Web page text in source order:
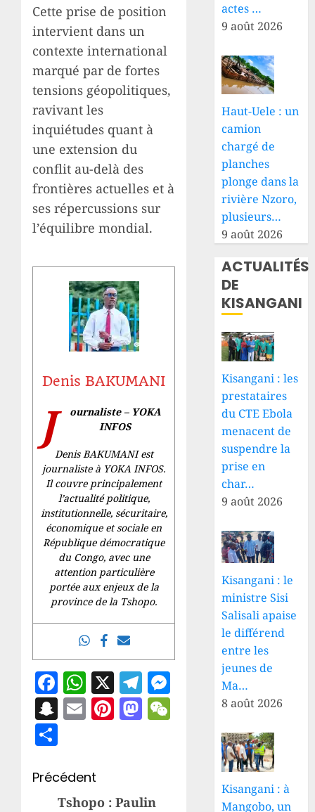
Cette prise de position
intervient dans un
contexte international
marqué par de fortes
tensions géopolitiques,
ravivant les
inquiétudes quant à
une extension du
conflit au-delà des
frontières actuelles et à
ses répercussions sur
l’équilibre mondial.
Denis BAKUMANI
J
ournaliste – YOKA
INFOS
Denis BAKUMANI est
journaliste à YOKA INFOS.
Il couvre principalement
l’actualité politique,
institutionnelle, sécuritaire,
économique et sociale en
République démocratique
du Congo, avec une
attention particulière
portée aux enjeux de la
province de la Tshopo.
Facebook
WhatsApp
X Telegram
Messenger
Snapchat
EmailPinterest
Mastodon
WeChat
Navigation
d’article
Précédent
ArticleTshopo : Paulin
actes …
9 août 2026
Haut-Uele : un
camion
chargé de
planches
plonge dans la
rivière Nzoro,
plusieurs…
9 août 2026
ACTUALITÉS
DE
KISANGANI
Kisangani : les
prestataires
du CTE Ebola
menacent de
suspendre la
prise en
char…
9 août 2026
Kisangani : le
ministre Sisi
Salisali apaise
le différend
entre les
jeunes de
Ma…
8 août 2026
Kisangani : à
Mangobo, un